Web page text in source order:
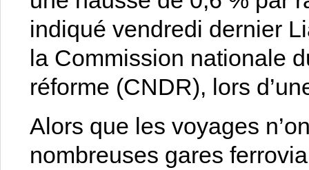
indiqué vendredi dernier
la Commission nationale
réforme (CNDR), lors
Alors que les voyages
nombreuses gares